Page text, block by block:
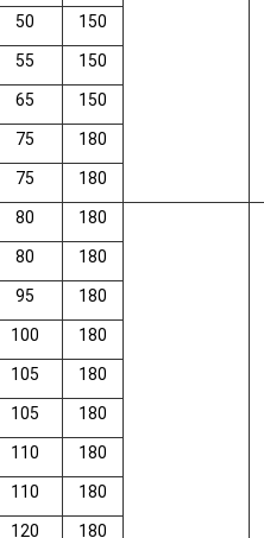
50 150
55 150
65 150
75 180
75 180
80 180
80 180
95 180
100 180
105 180
105 180
110 180
110 180
120 180